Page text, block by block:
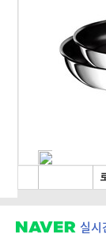
실시